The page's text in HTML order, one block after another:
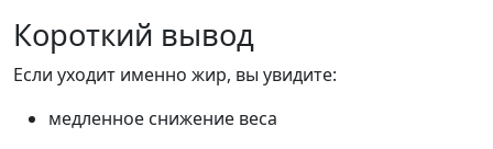
Короткий вывод
Если уходит именно жир, вы увидите:
медленное снижение веса